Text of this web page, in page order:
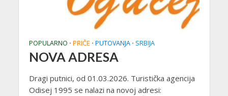
POPULARNO • PRIČE • PUTOVANJA • SRBIJA
NOVA ADRESA
Dragi putnici, od 01.03.2026. Turistička agencija
Odisej 1995 se nalazi na novoj adresi: